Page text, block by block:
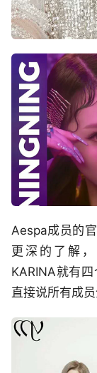
Aespa成员的
更深的了解
KARINA就有
直接说所有成